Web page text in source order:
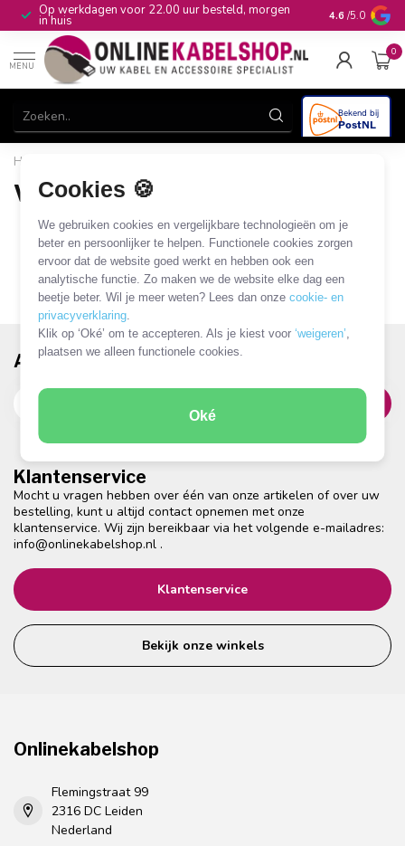
Cookies 🍪
We gebruiken cookies en vergelijkbare technologieën om je
beter en persoonlijker te helpen. Functionele cookies zorgen
ervoor dat de website goed werkt en hebben ook een
analytische functie. Zo maken we de website elke dag een
beetje beter. Wil je meer weten? Lees dan onzecookie- en
privacyverklaring.
Klik op ‘Oké’ om te accepteren. Als je kiest voor‘weigeren’,
plaatsen we alleen functionele cookies.
Oké
Op werkdagen voor 22.00 uur besteld, morgen
in huis 10+jaar
4.6 /5.0
MENU
0
Home
Varta
0 PRODUCTEN
Klantenservice
Mocht u vragen hebben over één van onze artikelen of over uw
bestelling, kunt u altijd contact opnemen met onze
klantenservice. Wij zijn bereikbaar via het volgende e-mailadres:
info@onlinekabelshop.nl .
Klantenservice
Bekijk onze winkels
Abonneer je op onze nieuwsbrief!
Onlinekabelshop
Flemingstraat 99
2316 DC Leiden
Nederland